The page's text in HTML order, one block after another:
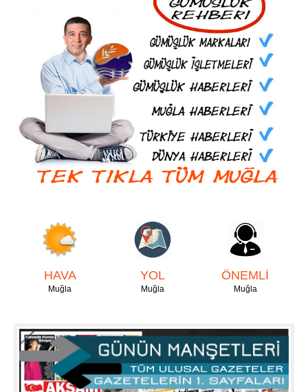
HAVA
Muğla
YOL
Muğla
ÖNEMLİ
Muğla